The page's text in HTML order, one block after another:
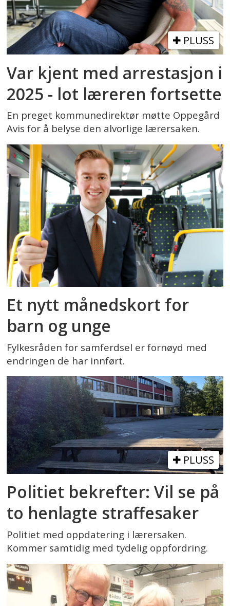
PLUSS
Var kjent med arrestasjon i
2025 - lot læreren fortsette
En preget kommunedirektør møtte Oppegård
Avis for å belyse den alvorlige lærersaken.
Et nytt månedskort for
barn og unge
Fylkesråden for samferdsel er fornøyd med
endringen de har innført.
PLUSS
Politiet bekrefter: Vil se på
to henlagte straffesaker
Politiet med oppdatering i lærersaken.
Kommer samtidig med tydelig oppfordring.